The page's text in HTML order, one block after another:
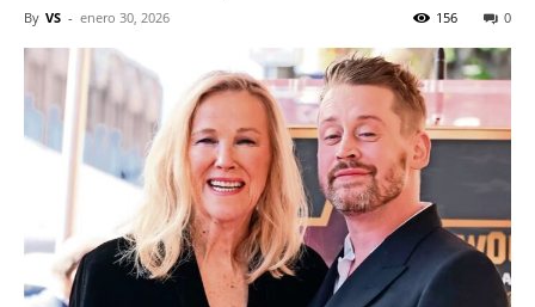
By VS - enero 30, 2026 0
156